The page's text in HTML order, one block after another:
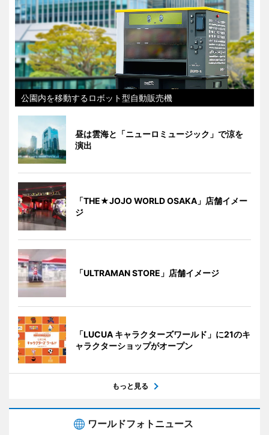
公園内を移動するロボット型自動販売機
昼は雲海と「ニューロミュージック」で涼を
演出
「THE★JOJO WORLD OSAKA」店舗イメー
ジ
「ULTRAMAN STORE」店舗イメージ
「LUCUA キャラクターズワールド」に21のキ
ャラクターショップがオープン
もっと見る
ワールドフォトニュース